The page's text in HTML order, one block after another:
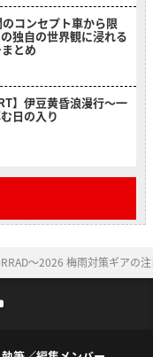
のコンセプト車から限
独自の世界観に浸れる
とめ
】伊豆黄昏浪漫行〜一
日の入り
〜2026 梅雨対策ギアの